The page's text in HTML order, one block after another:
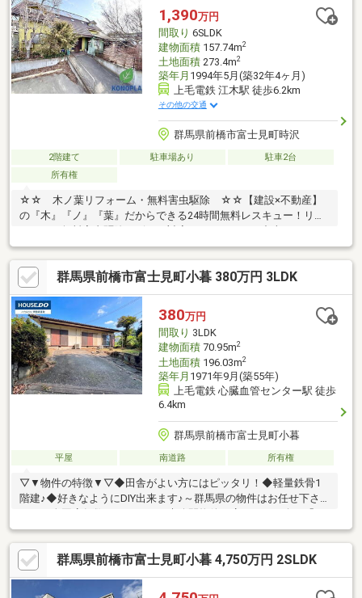
みが、整っています♪／住んでからのお家トラブル、緊急対応も承
っております♪お家のこと、すべて木ノ葉プランニングにお任せく
ださい＾＾
1,390万円
間取り 6SLDK
建物面積157.74m2
土地面積273.4m2
築年月 1994年5月(築32年4ヶ月)
上毛電鉄 江木駅 徒歩6.2km
その他の交通
群馬県前橋市富士見町時沢
2階建て 駐車場あり
駐車2台
所有権
☆☆ 木ノ葉リフォーム・無料害虫駆除 ☆☆【建設×不動産】
の『木』『ノ』『葉』だからできる24時間無料レスキュー！リフ
ターサービスがついており、住んでからの安心をずっとお届けし
ます！内覧時に、無料相談・お見積りも物件ごとに作成可能！！
オウチ探しも、リフォームも一緒に相談できます！＼弊社には、
『きつね隊』・『ゴリラ隊』という無料かけつけサービスの仕組
みが、整っています♪／住んでからのお家トラブル、緊急対応も承
っております♪お家のこと、すべて木ノ葉プランニングにお任せく
ださい＾＾
群馬県前橋市富士見町小暮 380万円 3LDK
380万円
間取り 3LDK
建物面積70.95m2
土地面積196.03m2
築年月 1971年9月(築55年)
上毛電鉄 心臓血管センター駅 徒歩
6.4km
群馬県前橋市富士見町小暮
平屋 南道路 所有権
▽▼物件の特徴▼▽◆田舎がよい方にはピッタリ！◆軽量鉄骨1
階建♪◆好きなようにDIY出来ます♪～群馬県の物件はお任せ下さ
家探し」「ご売却」は 地域密着型不動産 【伊勢崎市・桐生
市・太田市・高崎市・前橋市】に強い●(株)インキュービックハウ
スドゥ伊勢崎連取●
群馬県前橋市富士見町小暮 4,750万円 2SLDK